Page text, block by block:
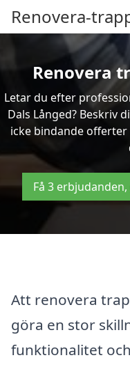
Renovera-
Renovera
Letar du efter
Dals Långed? Beskriv
icke bindande
Få 3
Att renovera
göra en stor
funktionalitet